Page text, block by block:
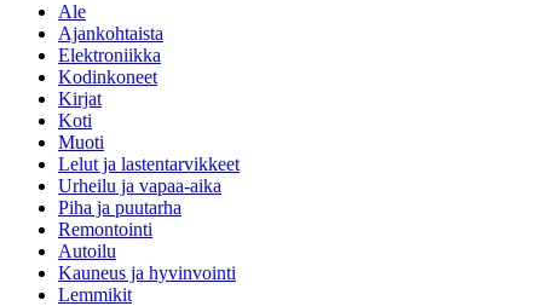
Ale
Ajankohtaista
Elektroniikka
Kodinkoneet
Kirjat
Koti
Muoti
Lelut ja lastentarvikkeet
Urheilu ja vapaa-aika
Piha ja puutarha
Remontointi
Autoilu
Kauneus ja hyvinvointi
Lemmikit